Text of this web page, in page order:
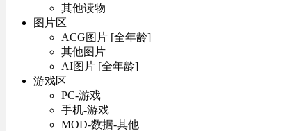
其他读物
图片区
ACG图片 [全年龄]
其他图片
AI图片 [全年龄]
游戏区
PC-游戏
手机-游戏
MOD-数据-其他